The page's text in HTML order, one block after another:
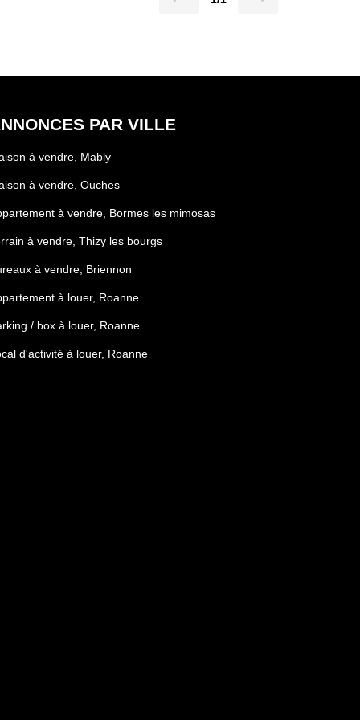
PAR VILLE
à vendre, Mably
à vendre, Ouches
à vendre, Bormes les mimosas
à vendre, Thizy les bourgs
à vendre, Briennon
à louer, Roanne
/ box à louer, Roanne
d'activité à louer, Roanne